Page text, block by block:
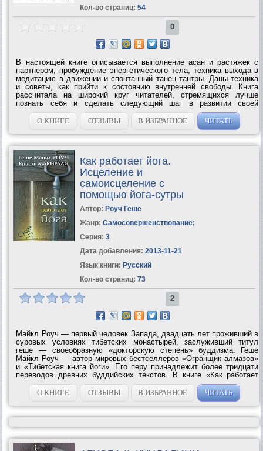
Кол-во страниц: 54
0
В настоящей книге описывается выполнение асан и растяжек с
партнером, пробуждение энергетического тела, техника выхода в
медитацию в движении и спонтанный танец тантры. Даны техника
и советы, как прийти к состоянию внутренней свободы. Книга
рассчитала на широкий круг читателей, стремящихся лучше
познать себя и сделать следующий шаг в развитии своей
Божественной природы. Автор, Лев Иванович Тетерников, -
основатель Ассоциации...
О КНИГЕ ОТЗЫВЫ В ИЗБРАННОЕ ЧИТАТЬ
Как работает йога.
Исцеление и
самоисцеление с
помощью йога-сутры
Автор: Роуч Геше
Жанр: Самосовершенствование;
Серия: 3
Дата добавления: 2013-11-21
Язык книги: Русский
Кол-во страниц: 73
2
Майкл Роуч — первый человек Запада, двадцать лет проживший в
суровых условиях тибетских монастырей, заслуживший титул
геше — своеобразную «докторскую степень» буддизма. Геше
Майкл Роуч — автор мировых бестселлеров «Огранщик алмазов»
и «Тибетская книга йоги». Его перу принадлежит более тридцати
переводов древних буддийских текстов. В книге «Как работает
йога» Геше Майкл Роуч и его соавтор Кристи Макнелли в
сказочной форме,...
О КНИГЕ ОТЗЫВЫ В ИЗБРАННОЕ ЧИТАТЬ